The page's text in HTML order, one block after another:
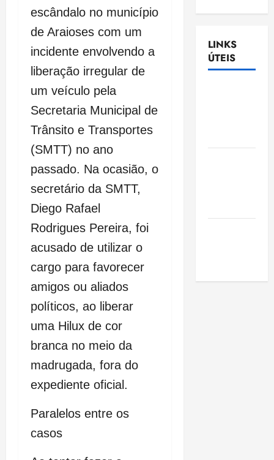
escândalo no município
de Araioses com um
incidente envolvendo a
liberação irregular de
um veículo pela
Secretaria Municipal de
Trânsito e Transportes
(SMTT) no ano
passado. Na ocasião, o
secretário da SMTT,
Diego Rafael
Rodrigues Pereira, foi
acusado de utilizar o
cargo para favorecer
amigos ou aliados
políticos, ao liberar
uma Hilux de cor
branca no meio da
madrugada, fora do
expediente oficial.
Paralelos entre os
casos
LINKS
ÚTEIS